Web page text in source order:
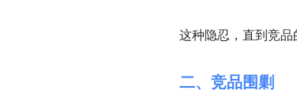
这种隐忍，直到竞品
二、竞品围剿